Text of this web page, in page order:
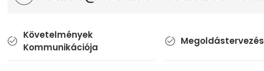
Követelmények
Kommunikációja
Megoldástervezés